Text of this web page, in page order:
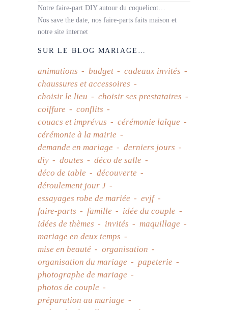
Notre faire-part DIY autour du coquelicot…
Nos save the date, nos faire-parts faits maison et
notre site internet
SUR LE BLOG MARIAGE…
animations budget
cadeaux invités
chaussures et accessoires
choisir le lieu
choisir ses prestataires
coiffure
conflits
couacs et imprévus
cérémonie laïque
cérémonie à la mairie
demande en mariage
derniers jours
diy
doutes
déco de salle
déco de table
découverte
déroulement jour J
essayages robe de mariée
evjf
faire-parts
famille
idée du couple
idées de thèmes
invités
maquillage
mariage en deux temps
mise en beauté
organisation
organisation du mariage
papeterie
photographe de mariage
photos de couple
préparation au mariage